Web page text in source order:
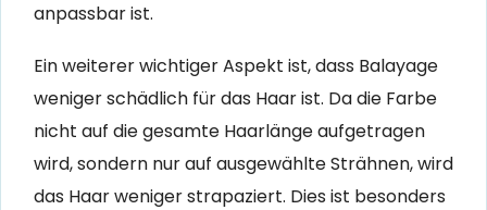
anpassbar ist.
Ein weiterer wichtiger Aspekt ist, dass Balayage
weniger schädlich für das Haar ist. Da die Farbe
nicht auf die gesamte Haarlänge aufgetragen
wird, sondern nur auf ausgewählte Strähnen, wird
das Haar weniger strapaziert. Dies ist besonders